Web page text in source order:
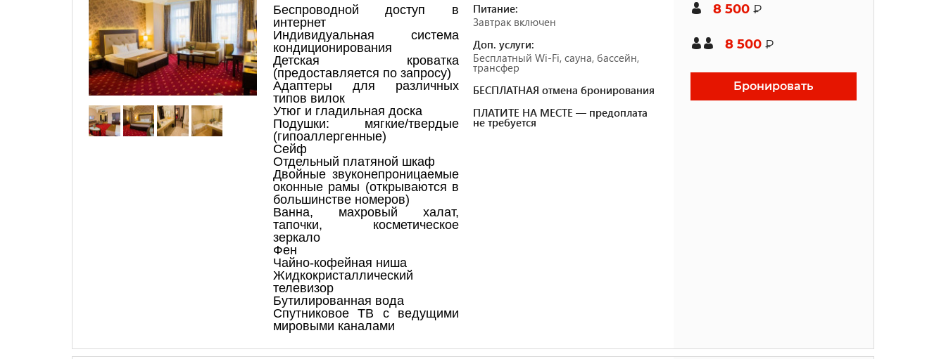
Беспроводной доступ в
интернет
Индивидуальная система
кондиционирования
Детская кроватка
(предоставляется по запросу)
Адаптеры для различных
типов вилок
Утюг и гладильная доска
Подушки: мягкие/твердые
(гипоаллергенные)
Сейф
Отдельный платяной шкаф
Двойные звуконепроницаемые
оконные рамы (открываются в
большинстве номеров)
Ванна, махровый халат,
тапочки, косметическое
зеркало
Фен
Чайно-кофейная ниша
Жидкокристаллический
телевизор
Бутилированная вода
Спутниковое ТВ с ведущими
мировыми каналами
Питание:
Завтрак включен
Доп. услуги:
Бесплатный Wi-Fi, сауна, бассейн,
трансфер
БЕСПЛАТНАЯ отмена бронирования
ПЛАТИТЕ НА МЕСТЕ — предоплата
не требуется
8 500 ₽
8 500 ₽
Бронировать